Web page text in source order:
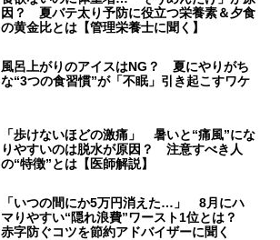
因？ 夏バテ太り予防に役立つ栄養素＆夕食
の黄金比とは【管理栄養士に聞く】
風呂上がりのアイスはNG？ 夏にやりがち
な“3つの食習慣”が「不眠」引き起こすワケ
「歩けないほどの激痛」 暑いと“痛風”にな
りやすいのは脱水が原因？ 注意すべき人
の“特徴”とは【医師解説】
「いつの間にか5万円消えた…」 8月にハ
マりやすい“隠れ浪費”ワースト1位とは？
赤字防ぐコツを節約アドバイザーに聞く